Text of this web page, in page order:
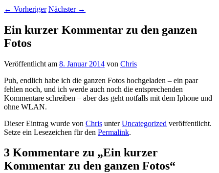
← Vorheriger Nächster →
Ein kurzer Kommentar zu den ganzen
Fotos
Veröffentlicht am 8. Januar 2014 von Chris
Puh, endlich habe ich die ganzen Fotos hochgeladen – ein paar
fehlen noch, und ich werde auch noch die entsprechenden
Kommentare schreiben – aber das geht notfalls mit dem Iphone und
ohne WLAN.
Dieser Eintrag wurde von Chris unterUncategorized veröffentlicht.
Setze ein Lesezeichen für den Permalink.
3 Kommentare zu „Ein kurzer
Kommentar zu den ganzen Fotos“